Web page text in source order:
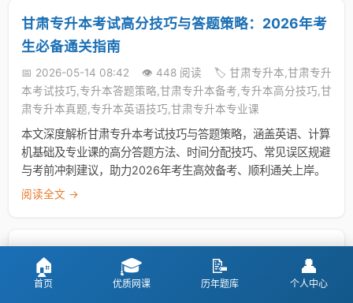
甘肃专升本考试高分技巧与答题策略：2026年考
生必备通关指南
📅 2026-05-14 08:42 👁️ 448 阅读
🏷️ 甘肃专升本,甘肃专升
本考试技巧,专升本答题策略,甘肃专升本备考,专升本高分技巧,甘
肃专升本真题,专升本英语技巧,甘肃专升本专业课
本文深度解析甘肃专升本考试技巧与答题策略，涵盖英语、计算
机基础及专业课的高分答题方法、时间分配技巧、常见误区规避
与考前冲刺建议，助力2026年考生高效备考、顺利通关上岸。
阅读全文 →
甘肃专升本考试技巧与答题策略全面解析：2026
年高分上岸实战指南
🏠
首页
🎓
优质网课
📝
历年题库
👤
个人中心